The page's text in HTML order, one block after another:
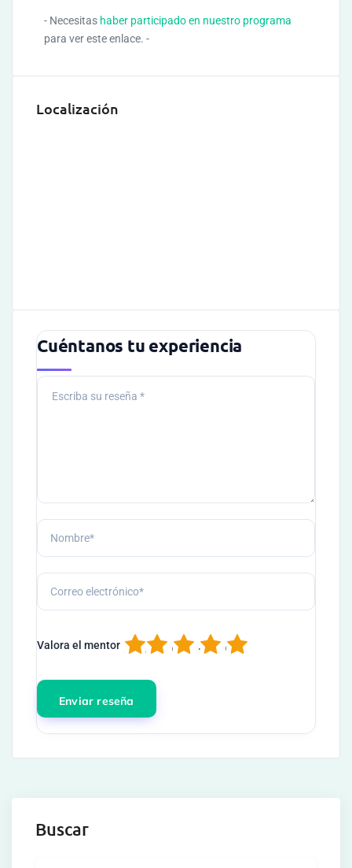
- Necesitas haber participado en nuestro programa
para ver este enlace. -
Localización
Cuéntanos tu experiencia
Valora el mentor 5
4
3
2
1
Buscar